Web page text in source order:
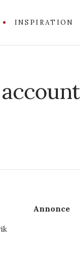
INSPIRATION
Annonce